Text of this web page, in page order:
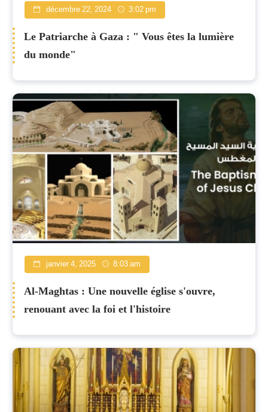
décembre 22, 2024 3:02 pm
Le Patriarche à Gaza : " Vous êtes la lumière
du monde"
janvier 4, 2025 8:03 am
Al-Maghtas : Une nouvelle église s'ouvre,
renouant avec la foi et l'histoire